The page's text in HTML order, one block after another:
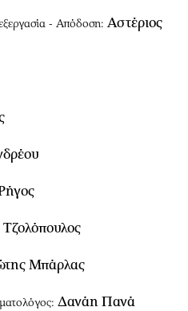
- Απόδοση: Αστέριος
Τζολόπουλος
Μπάρλας
Δανάη Πανά